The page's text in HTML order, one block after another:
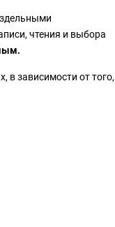
чтения и выбора
в зависимости от того,